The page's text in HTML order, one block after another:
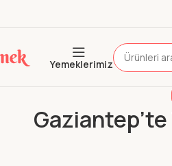
Yemeklerimiz
Gaziantep’te